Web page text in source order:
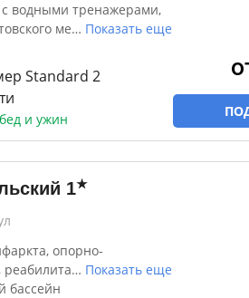
водными тренажерами,
ме… Показать еще
Standard 2
и ужин
1★
опорно-
… Показать еще
бассейн